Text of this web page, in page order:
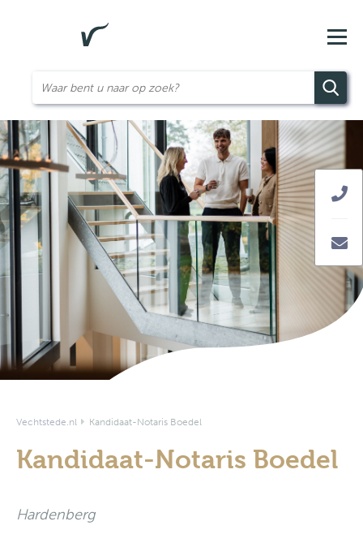
Vechtstede.nl Kandidaat-Notaris Boedel
Kandidaat-Notaris Boedel
Hardenberg